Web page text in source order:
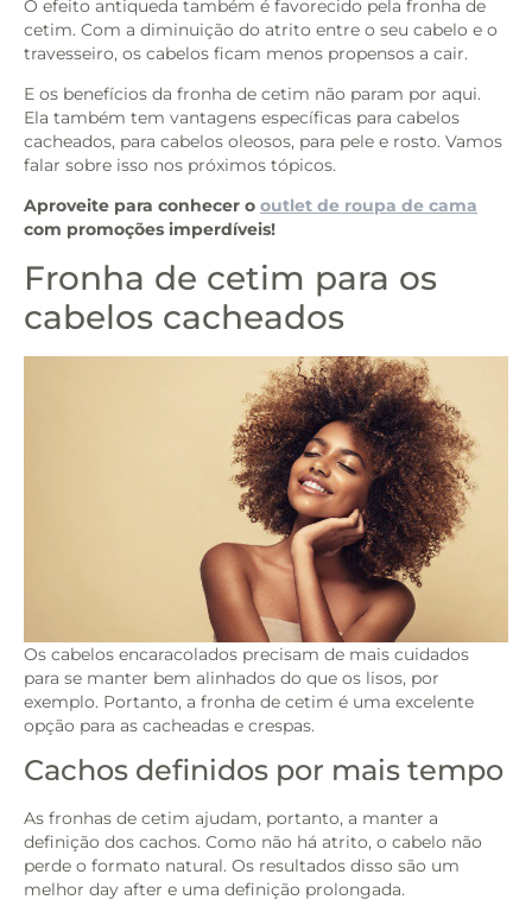
O efeito antiqueda também é favorecido pela fronha de
cetim. Com a diminuição do atrito entre o seu cabelo e o
travesseiro, os cabelos ficam menos propensos a cair.
E os benefícios da fronha de cetim não param por aqui.
Ela também tem vantagens específicas para cabelos
cacheados, para cabelos oleosos, para pele e rosto. Vamos
falar sobre isso nos próximos tópicos.
Aproveite para conhecer o outlet de roupa de cama
com promoções imperdíveis!
Fronha de cetim para os
cabelos cacheados
Os cabelos encaracolados precisam de mais cuidados
para se manter bem alinhados do que os lisos, por
exemplo. Portanto, a fronha de cetim é uma excelente
opção para as cacheadas e crespas.
Cachos definidos por mais tempo
As fronhas de cetim ajudam, portanto, a manter a
definição dos cachos. Como não há atrito, o cabelo não
perde o formato natural. Os resultados disso são um
melhor day after e uma definição prolongada.